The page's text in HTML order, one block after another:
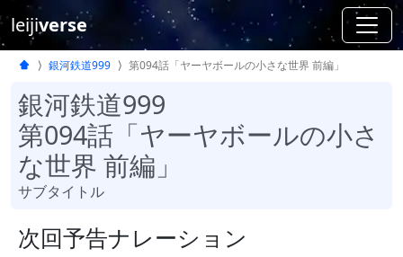
leijiverse
銀河鉄道999 第094話「ヤーヤボールの小さな世界 前編」
銀河鉄道999
第094話「ヤーヤボールの小さ
な世界 前編」
サブタイトル
次回予告ナレーション